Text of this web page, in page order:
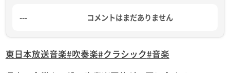
--- コメントはまだありません
東日本放送音楽#吹奏楽#クラシック#音楽